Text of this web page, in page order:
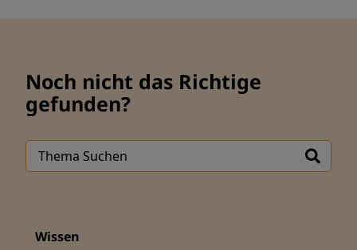
Noch nicht das Richtige
gefunden?
Wissen